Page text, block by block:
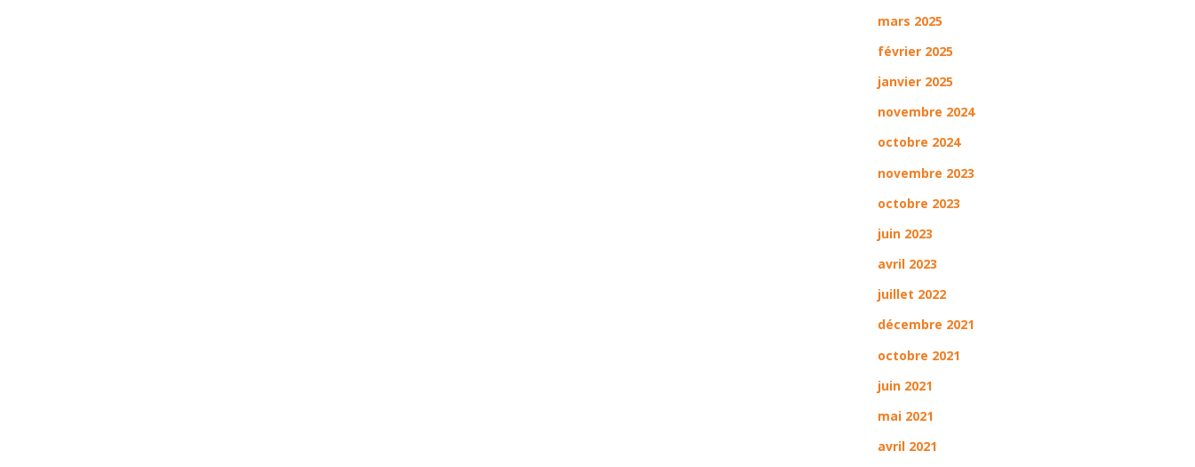
mars 2025
février 2025
janvier 2025
novembre 2024
octobre 2024
novembre 2023
octobre 2023
juin 2023
avril 2023
juillet 2022
décembre 2021
octobre 2021
juin 2021
mai 2021
avril 2021